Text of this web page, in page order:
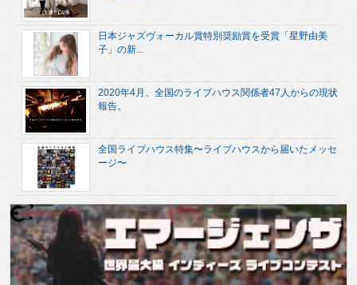
日本ジャズヴォーカル賞特別奨励賞を受賞「星野由美
子」の新...
2020年4月、全国のライブハウス関係者47人からの現状
報告。
全国ライブハウス特集〜ライブハウスから届いたメッセ
ージ〜